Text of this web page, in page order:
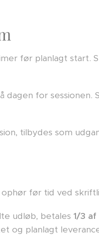
før planlagt start.
for sessionen.
tilbydes som
før tid ved
udløb, betales 1/3
og planlagt